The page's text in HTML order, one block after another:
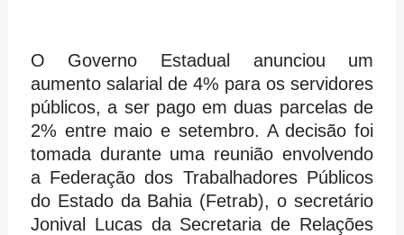
O Governo Estadual anunciou um
aumento salarial de 4% para os servidores
públicos, a ser pago em duas parcelas de
2% entre maio e setembro. A decisão foi
tomada durante uma reunião envolvendo
a Federação dos Trabalhadores Públicos
do Estado da Bahia (Fetrab), o secretário
Jonival Lucas da Secretaria de Relações